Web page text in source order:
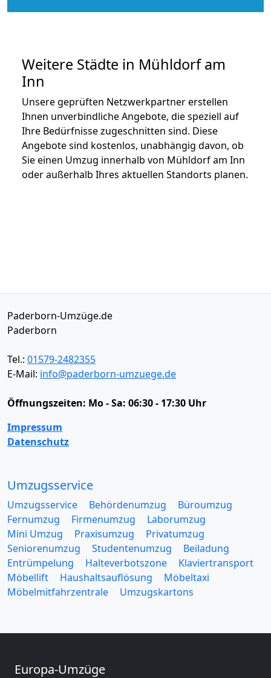
Weitere Städte in Mühldorf am
Inn
Unsere geprüften Netzwerkpartner erstellen
Ihnen unverbindliche Angebote, die speziell auf
Ihre Bedürfnisse zugeschnitten sind. Diese
Angebote sind kostenlos, unabhängig davon, ob
Sie einen Umzug innerhalb von Mühldorf am Inn
oder außerhalb Ihres aktuellen Standorts planen.
Paderborn-Umzüge.de
Paderborn
Tel.: 01579-2482355
E-Mail: info@paderborn-umzuege.de
Öffnungszeiten: Mo - Sa: 06:30 - 17:30 Uhr
Impressum
Datenschutz
Umzugsservice
Umzugsservice Behördenumzug
Büroumzug
Fernumzug
Firmenumzug
Laborumzug
Mini Umzug
Praxisumzug
Privatumzug
Seniorenumzug
Studentenumzug
Beiladung
Entrümpelung
Halteverbotszone
Klaviertransport
Möbellift
Haushaltsauflösung
Möbeltaxi
Möbelmitfahrzentrale
Umzugskartons
Europa-Umzüge